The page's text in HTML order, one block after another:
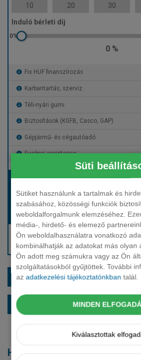
Süti
Sütiket használunk a tartalmak és
szabásához, közösségi funkciók
weboldalforgalmunk elemzéséhez.
média-, hirdető- és elemező
Ön weboldalhasználatra vonatkozó
kombinálhatják az adatokat más olyan
Ön adott meg számukra vagy az Ön
szolgáltatásokból gyűjtöttek. További
azadatkezelési tájékoztatónkban talál.
MINDEN
Kiválasztottak
10
20 30
Induló bérleti díj
0 %
Fix HUF finanszírozás
Karbantartás, szerviz
Téli-nyári gumi
Biztosítások (KGFB, Casco, GAP)
Gépjármű- és cégautóadó
Európai assistance
Bérleti díj:
Induló bérleti
Hívjon: +36 1 888
Kérjen
EXTRÁK ÉS SZÍNEK
ALAPFELSZERELTSÉG
Hasonló modellek